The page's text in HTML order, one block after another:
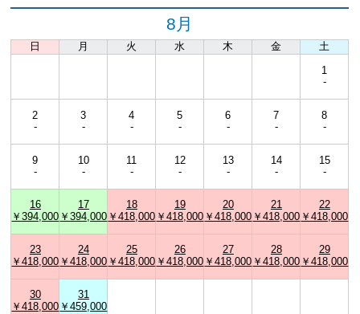
8月
日 月 火 水 木 金 土
1
-
2
-
3
-
4
-
5
-
6
-
7
-
8
-
9
-
10
-
11
-
12
-
13
-
14
-
15
-
16
￥394,000
17
￥394,000
18
￥418,000
19
￥418,000
20
￥418,000
21
￥418,000
22
￥418,000
23
￥418,000
24
￥418,000
25
￥418,000
26
￥418,000
27
￥418,000
28
￥418,000
29
￥418,000
30
￥418,000
31
￥459,000